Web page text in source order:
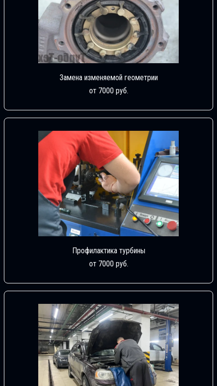
Замена изменяемой геометрии
от 7000 руб.
Профилактика турбины
от 7000 руб.